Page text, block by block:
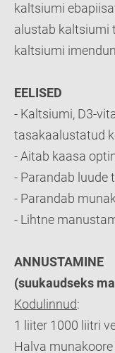
kaltsiumi
alustab kaltsiumi
kaltsiumi
EELISED
- Kaltsiumi, D3-
tasakaalustatud
- Aitab kaasa
- Parandab luude
- Parandab
- Lihtne
ANNUSTAMINE
(suukaudseks
Kodulinnud:
1 liiter 1000 liitri
Halva